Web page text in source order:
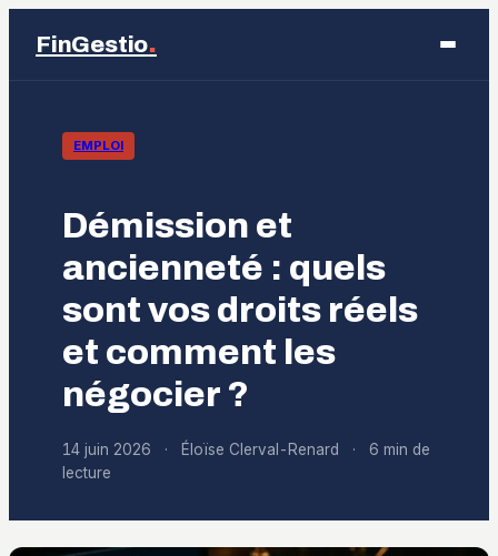
FinGestio.
Business
Finance
Marketing
EMPLOI
Démission et
ancienneté : quels
sont vos droits réels
et comment les
négocier ?
14 juin 2026 · Éloïse Clerval-Renard ·
6 min de
lecture